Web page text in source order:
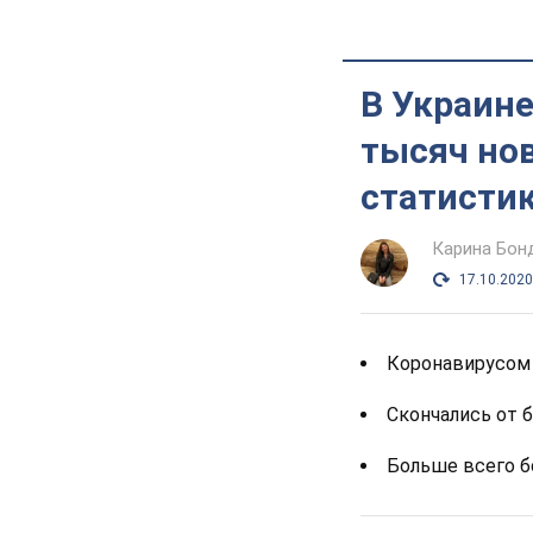
В
тысяч
Карина
Коронавирусом
Скончались от
Больше всего